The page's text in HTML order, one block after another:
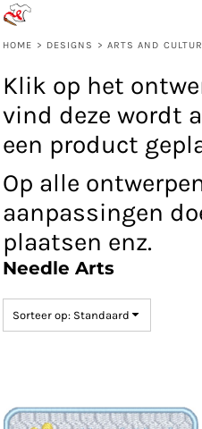
HOME > DESIGNS > ARTS AND
Klik op het
vind deze wordt
een product
Op alle
aanpassingen
plaatsen enz.
Needle Arts
Sorteer op: Standaard
Standaard
Date Added